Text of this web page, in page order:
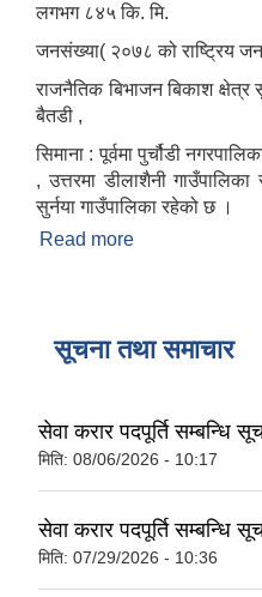
लगभग ८४५ कि. मि.
जनसंख्या( २०७८ को राष्ट्रिय
राजनैतिक बिभाजन बिकाश
बैतडी ,
सिमाना : पूर्वमा पुर्चौडी
, उत्तरमा डीलाशैनी
सुर्नया गाउँपालिका रहेको छ ।
Read more
सूचना तथा समाचार
सेवा करार पदपूर्ति सम्बन्धि
मिति: 08/06/2026 - 10:17
सेवा करार पदपूर्ति सम्बन्धि
मिति: 07/29/2026 - 10:36